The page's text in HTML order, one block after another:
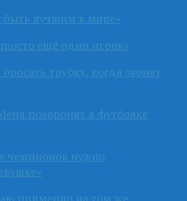
быть лучшим в мире»
ещё один игрок»
трубку, когда звонят
похоронят в футболке
чемпионов нужно